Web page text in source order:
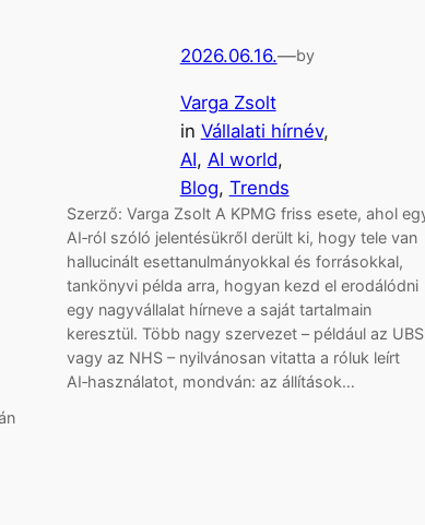
2026.06.16.—by
Varga Zsolt
in Vállalati hírnév
AI, AI world
Blog, Trends
Szerző: Varga Zsolt A KPMG friss esete, ahol
AI‑ról szóló jelentésükről derült ki, hogy tele van
hallucinált esettanulmányokkal és forrásokkal,
tankönyvi példa arra, hogyan kezd el erodálódni
egy nagyvállalat hírneve a saját tartalmain
keresztül. Több nagy szervezet – például az UBS
vagy az NHS – nyilvánosan vitatta a róluk leírt
AI‑használatot, mondván: az állítások…